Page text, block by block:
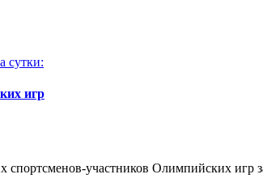
сутки:
игр
спортсменов-участников Олимпийских игр